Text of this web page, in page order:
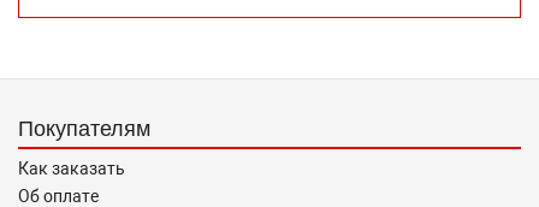
«О защите прав потребителей».
Покупателям
Как заказать
Об оплате